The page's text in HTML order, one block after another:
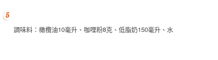
調味料：橄欖油10毫升、咖哩粉8克、低脂奶150毫升、水